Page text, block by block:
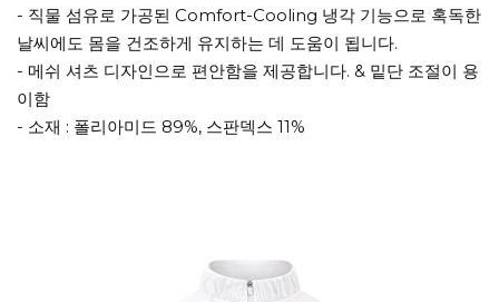
- 직물 섬유로 가공된 Comfort-Cooling 냉각 기능으로 혹독한
날씨에도 몸을 건조하게 유지하는 데 도움이 됩니다.
- 메쉬 셔츠 디자인으로 편안함을 제공합니다. & 밑단 조절이 용
이함
- 소재 : 폴리아미드 89%, 스판덱스 11%